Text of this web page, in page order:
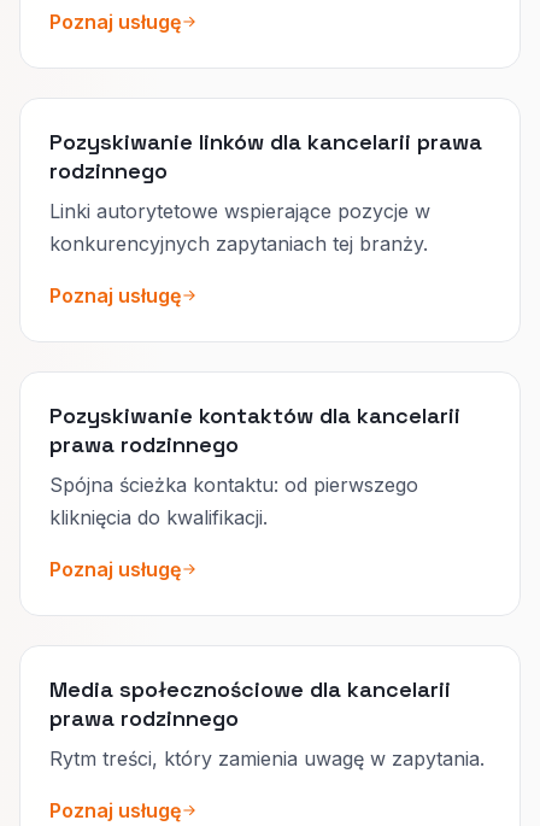
Poznaj usługę
Pozyskiwanie linków dla kancelarii prawa
rodzinnego
Linki autorytetowe wspierające pozycje w
konkurencyjnych zapytaniach tej branży.
Poznaj usługę
Pozyskiwanie kontaktów dla kancelarii
prawa rodzinnego
Spójna ścieżka kontaktu: od pierwszego
kliknięcia do kwalifikacji.
Poznaj usługę
Media społecznościowe dla kancelarii
prawa rodzinnego
Rytm treści, który zamienia uwagę w zapytania.
Poznaj usługę